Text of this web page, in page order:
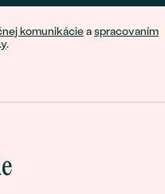
komunikácieaspracovaním
.